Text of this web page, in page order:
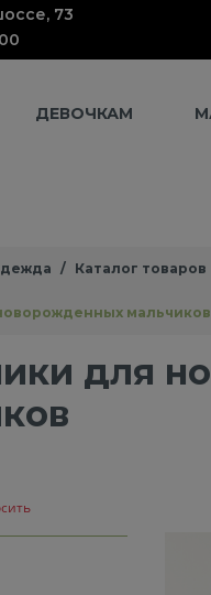
73
ДЕВОЧКАМ
Каталог товаров
мальчиков
для